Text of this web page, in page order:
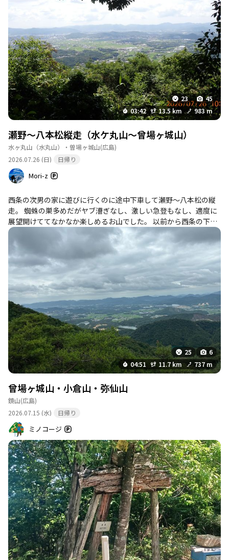
23
45
03:42
13.5 km 983 m
瀬野～八本松縦走（水ケ丸山～曾場ヶ城山）
水ヶ丸山（水丸山）・曽場ヶ城山(広島)
2026.07.26 (日)
日帰り
Mori-z
西条の次男の家に遊びに行くのに途中下車して瀬野～八本松の縦
走。 蜘蛛の巣多めだがヤブ漕ぎなし、激しい急登もなし、適度に
展望開けててなかなか楽しめるお山でした。 以前から西条の下界
から見える稜線がずっと気になっていたが、一度歩くと全てのピ
ークが特定できて今後こちらに来るたびにクリアな妄想ができそ
うでそれが一番の収穫。 下山後の５㎞のロードランが灼熱過ぎて
キツかった。
25
6
04:51
11.7 km 737 m
曾場ヶ城山・小倉山・弥仙山
鏡山(広島)
2026.07.15 (水)
日帰り
ミノコージ